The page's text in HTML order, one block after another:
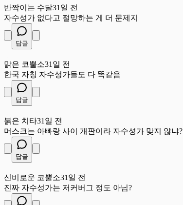
반짝이는 수달31일 전
자수성가 없다고 절망하는 게 더 문제지
답글
맑은 코뿔소31일 전
한국 자칭 자수성가들도 다 똑같음
답글
붉은 치타31일 전
머스크는 아빠랑 사이 개판이라 자수성가 맞지 않냐?
답글
신비로운 코뿔소31일 전
진짜 자수성가는 저커버그 정도 아님?